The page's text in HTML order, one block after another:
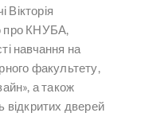
Вікторія
про КНУБА,
навчання на
факультету,
а також
відкритих дверей